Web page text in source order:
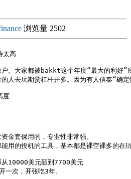
浏览量 2502
太高
。大家都被bakkt这个年度“最大的利好”
人去玩期货杠杆开多。因为有人信奉“确
度
金套保用的，专业性非常强。
用的投机的工具，基本都是裸空裸多的在
从10000美元砸到7700美元
一次，开张吃3年。